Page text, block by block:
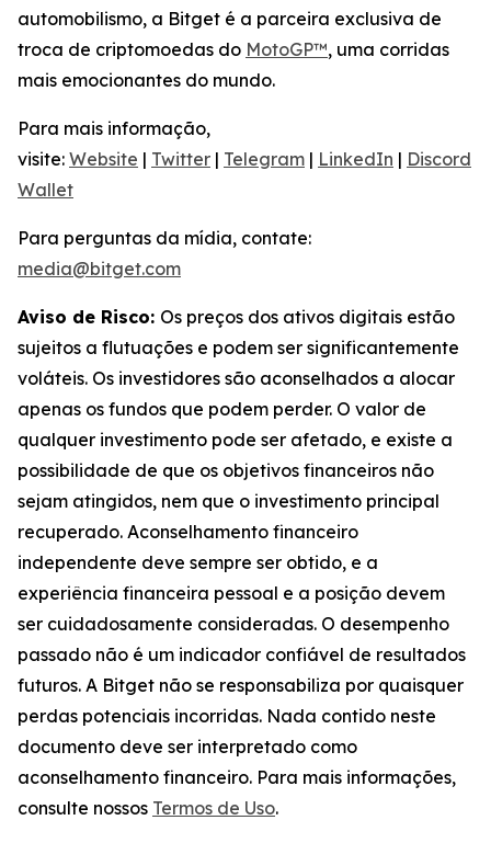
automobilismo, a Bitget é a parceira exclusiva de
troca de criptomoedas do MotoGP™, uma corridas
mais emocionantes do mundo.
Para mais informação,
visite: Website | Twitter | Telegram | LinkedIn | Discord
Wallet
Para perguntas da mídia, contate:
media@bitget.com
Aviso de Risco: Os preços dos ativos digitais estão
sujeitos a flutuações e podem ser significantemente
voláteis. Os investidores são aconselhados a alocar
apenas os fundos que podem perder. O valor de
qualquer investimento pode ser afetado, e existe a
possibilidade de que os objetivos financeiros não
sejam atingidos, nem que o investimento principal
recuperado. Aconselhamento financeiro
independente deve sempre ser obtido, e a
experiência financeira pessoal e a posição devem
ser cuidadosamente consideradas. O desempenho
passado não é um indicador confiável de resultados
futuros. A Bitget não se responsabiliza por quaisquer
perdas potenciais incorridas. Nada contido neste
documento deve ser interpretado como
aconselhamento financeiro. Para mais informações,
consulte nossos Termos de Uso.